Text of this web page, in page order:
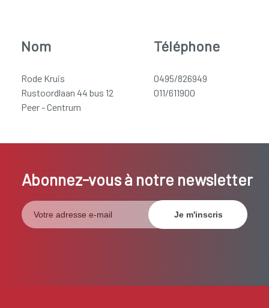
Nom Téléphone
Rode Kruis
Rustoordlaan 44 bus 12
Peer - Centrum
0495/826949
011/611900
Abonnez-vous à notre newsletter